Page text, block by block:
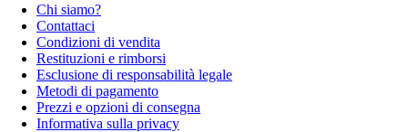
Chi siamo?
Contattaci
Condizioni di vendita
Restituzioni e rimborsi
Esclusione di responsabilità legale
Metodi di pagamento
Prezzi e opzioni di consegna
Informativa sulla privacy